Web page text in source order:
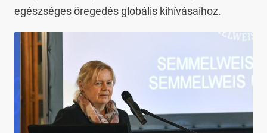
egészséges öregedés globális kihívásaihoz.